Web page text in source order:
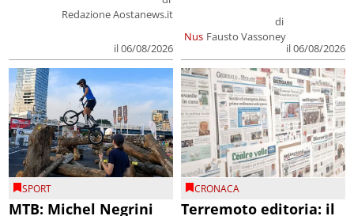
Redazione Aostanews.it
il 06/08/2026
Nus
di
Fausto Vassoney
il 06/08/2026
SPORT
MTB: Michel Negrini
CRONACA
Terremoto editoria: il